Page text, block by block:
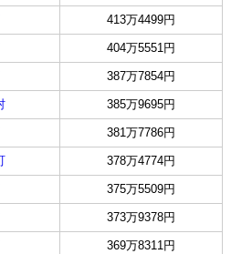
413万4499円
404万5551円
387万7854円
385万9695円
381万7786円
378万4774円
375万5509円
373万9378円
369万8311円